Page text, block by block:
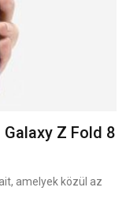
Z Fold 8
amelyek közül az